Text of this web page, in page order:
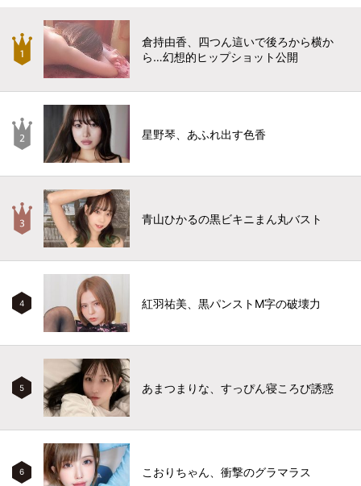
倉持由香、四つん這いで後ろから横か
ら…幻想的ヒップショット公開
星野琴、あふれ出す色香
青山ひかるの黒ビキニまん丸バスト
4 紅羽祐美、黒パンストM字の破壊力
5 あまつまりな、すっぴん寝ころび誘惑
6 こおりちゃん、衝撃のグラマラス